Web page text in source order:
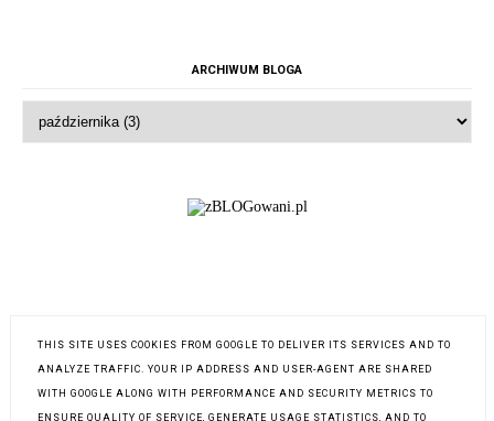
ARCHIWUM BLOGA
THIS SITE USES COOKIES FROM GOOGLE TO DELIVER ITS SERVICES AND TO
ANALYZE TRAFFIC. YOUR IP ADDRESS AND USER-AGENT ARE SHARED
WITH GOOGLE ALONG WITH PERFORMANCE AND SECURITY METRICS TO
ENSURE QUALITY OF SERVICE, GENERATE USAGE STATISTICS, AND TO